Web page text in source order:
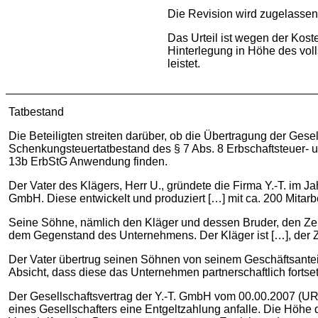
Die Revision wird
Das Urteil ist wegen der
Hinterlegung in Höhe des
leistet.
Tatbestand
Die Beteiligten streiten darüber, ob die Übertragung der
Schenkungsteuertatbestand des § 7 Abs. 8
13b ErbStG Anwendung finden.
Der Vater des Klägers, Herr U., gründete die Firma Y.-T. im
GmbH. Diese entwickelt und produziert […] mit ca. 200
Seine Söhne, nämlich den Kläger und dessen Bruder, den
dem Gegenstand des Unternehmens. Der Kläger ist […], der
Der Vater übertrug seinen Söhnen von seinem
Absicht, dass diese das Unternehmen partnerschaftlich
Der Gesellschaftsvertrag der Y.-T. GmbH vom 00.00.2007
eines Gesellschafters eine Entgeltzahlung anfalle. Die